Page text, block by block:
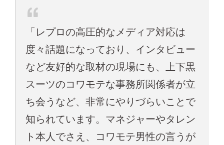
「レプロの高圧的なメディア対応は
度々話題になっており、インタビュー
など友好的な取材の現場にも、上下黒
スーツのコワモテな事務所関係者が立
ち会うなど、非常にやりづらいことで
知られています。マネジャーやタレン
ト本人でさえ、コワモテ男性の言うが